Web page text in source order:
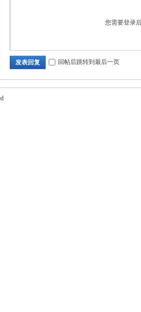
您需要登录
发表回复 回帖后跳转到最后一页